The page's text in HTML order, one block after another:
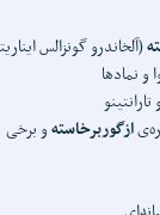
(آلخاندرو گونزالس
نمادها
ازگوربرخاستهو برخی